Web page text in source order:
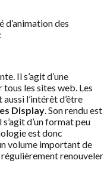
d’animation des
Il s’agit d’une
les sites web. Les
l’intérêt d’être
Display. Son rendu est
d’un format peu
est donc
volume important de
renouveler